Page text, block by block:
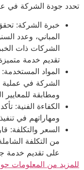
تحدد جودة الشركة في
خبرة الشركة:
المباني، وعدد
الشركات ذات
تقديم خدمة
المواد
الشركة في عملية
ومطابقة للمعايير
الكفاءة الفنية:
ومهاراتهم في
السعر والتكلفة:
من التكلفة
على تقديم خدمة
للمزيد من المعلومات